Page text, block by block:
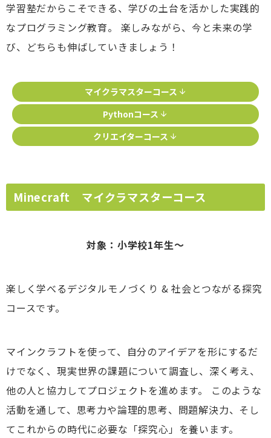
学習塾だからこそできる、学びの土台を活かした実践的
なプログラミング教育。 楽しみながら、今と未来の学
び、どちらも伸ばしていきましょう！
マイクラマスターコース
Pythonコース
クリエイターコース
Minecraft マイクラマスターコース
対象：小学校1年生～
楽しく学べるデジタルモノづくり & 社会とつながる探究
コースです。
マインクラフトを使って、自分のアイデアを形にするだ
けでなく、現実世界の課題について調査し、深く考え、
他の人と協力してプロジェクトを進めます。 このような
活動を通して、思考力や論理的思考、問題解決力、そし
てこれからの時代に必要な「探究心」を養います。